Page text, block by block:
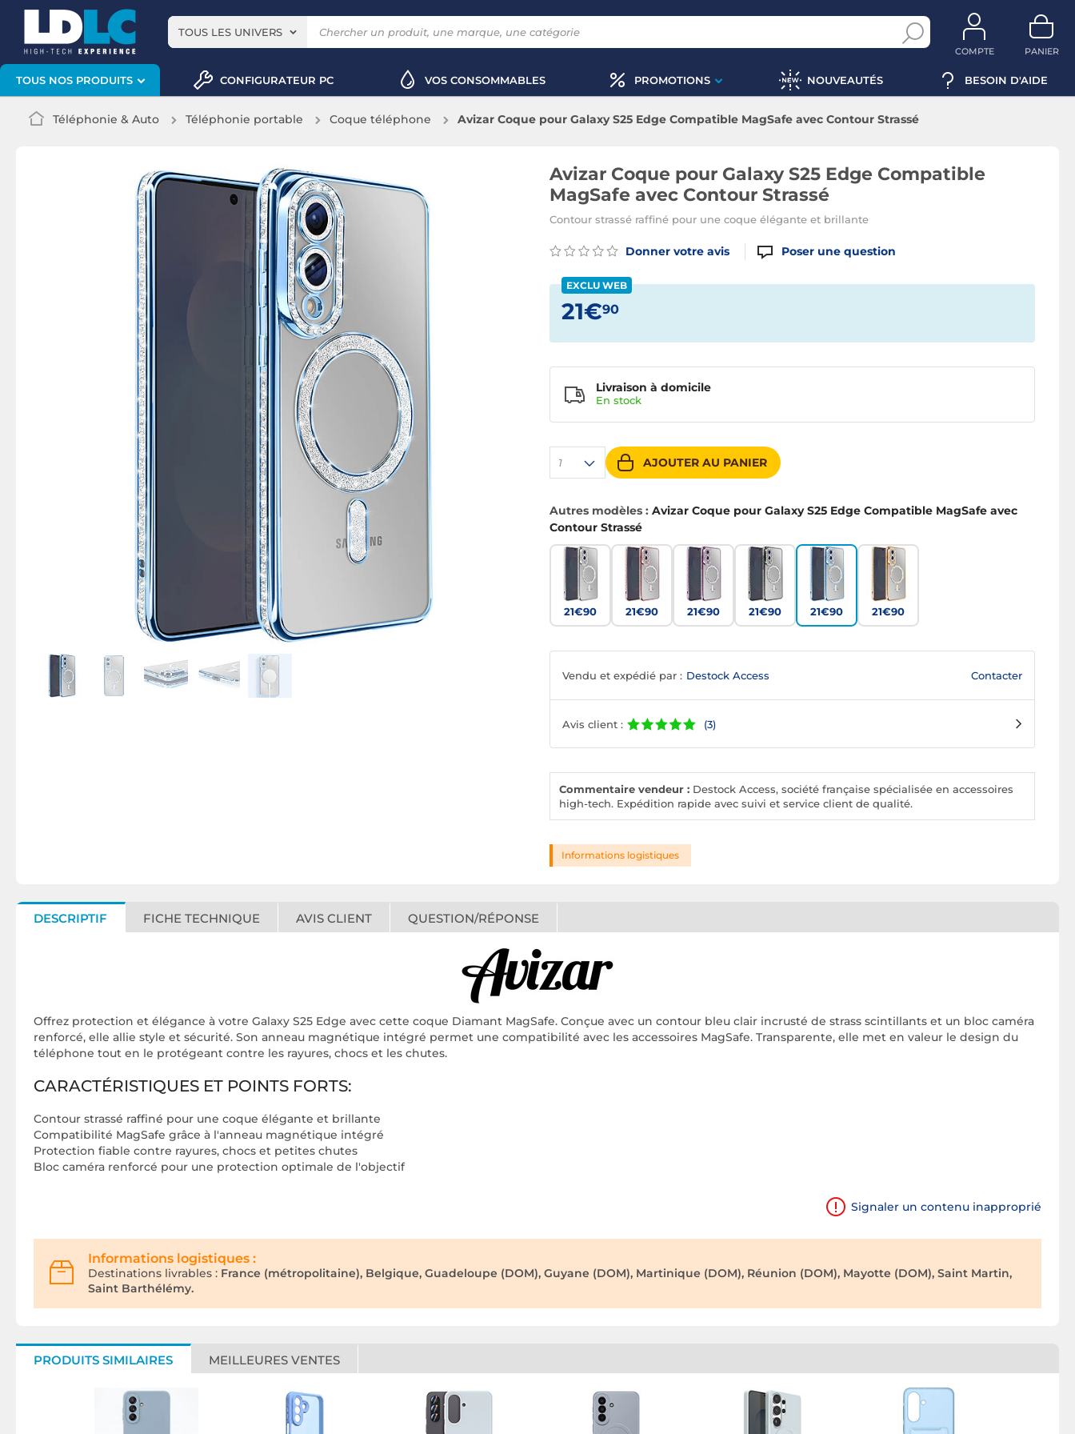
TOUS LES UNIVERS
COMPTE PANIER
TOUS NOS PRODUITS CONFIGURATEUR PC VOS CONSOMMABLES PROMOTIONS NOUVEAUTÉS BESOIN D'AIDE
Téléphonie & Auto Téléphonie portable Coque téléphone Avizar Coque pour Galaxy S25 Edge Compatible MagSafe avec Contour Strassé
Avizar Coque pour Galaxy S25 Edge Compatible
MagSafe avec Contour Strassé
Contour strassé raffiné pour une coque élégante et brillante
Donner votre avis Poser une question
EXCLU WEB
21€90
1 AJOUTER AU PANIER
Livraison à domicile
En stock
Autres modèles : Avizar Coque pour Galaxy S25 Edge Compatible MagSafe avec
Contour Strassé
21€90 21€90 21€90 21€90 21€90 21€90
Vendu et expédié par : Destock Access Contacter
Avis client : (3)
Commentaire vendeur : Destock Access, société française spécialisée en accessoires
high-tech. Expédition rapide avec suivi et service client de qualité.
Informations logistiques
DESCRIPTIF FICHE TECHNIQUE AVIS CLIENT QUESTION/RÉPONSE
Offrez protection et élégance à votre Galaxy S25 Edge avec cette coque Diamant MagSafe. Conçue avec un contour bleu clair incrusté de strass scintillants et un bloc caméra
renforcé, elle allie style et sécurité. Son anneau magnétique intégré permet une compatibilité avec les accessoires MagSafe. Transparente, elle met en valeur le design du
téléphone tout en le protégeant contre les rayures, chocs et les chutes.
CARACTÉRISTIQUES ET POINTS FORTS:
Contour strassé raffiné pour une coque élégante et brillante
Compatibilité MagSafe grâce à l'anneau magnétique intégré
Protection fiable contre rayures, chocs et petites chutes
Bloc caméra renforcé pour une protection optimale de l'objectif
Signaler un contenu inapproprié
Informations logistiques :
Destinations livrables : France (métropolitaine), Belgique, Guadeloupe (DOM), Guyane (DOM), Martinique (DOM), Réunion (DOM), Mayotte (DOM), Saint Martin,
Saint Barthélémy.
PRODUITS SIMILAIRES MEILLEURES VENTES